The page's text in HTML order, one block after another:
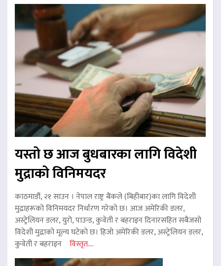
यस्तो छ आज बुधबारका लागि विदेशी
मुद्राको विनिमयदर
काठमाडौं, २१ साउन । नेपाल राष्ट्र बैंकले (बिहीबार)का लागि विदेशी
मुद्राहरूको विनिमयदर निर्धारण गरेको छ। आज अमेरिकी डलर,
अस्ट्रेलियन डलर, युरो, पाउन्ड, कुवेती र बहराइन दिनारसहित सबैजसो
विदेशी मुद्राको मूल्य घटेको छ। हिजो अमेरिकी डलर, अस्ट्रेलियन डलर,
कुवेती र बहराइन विस्तृत....